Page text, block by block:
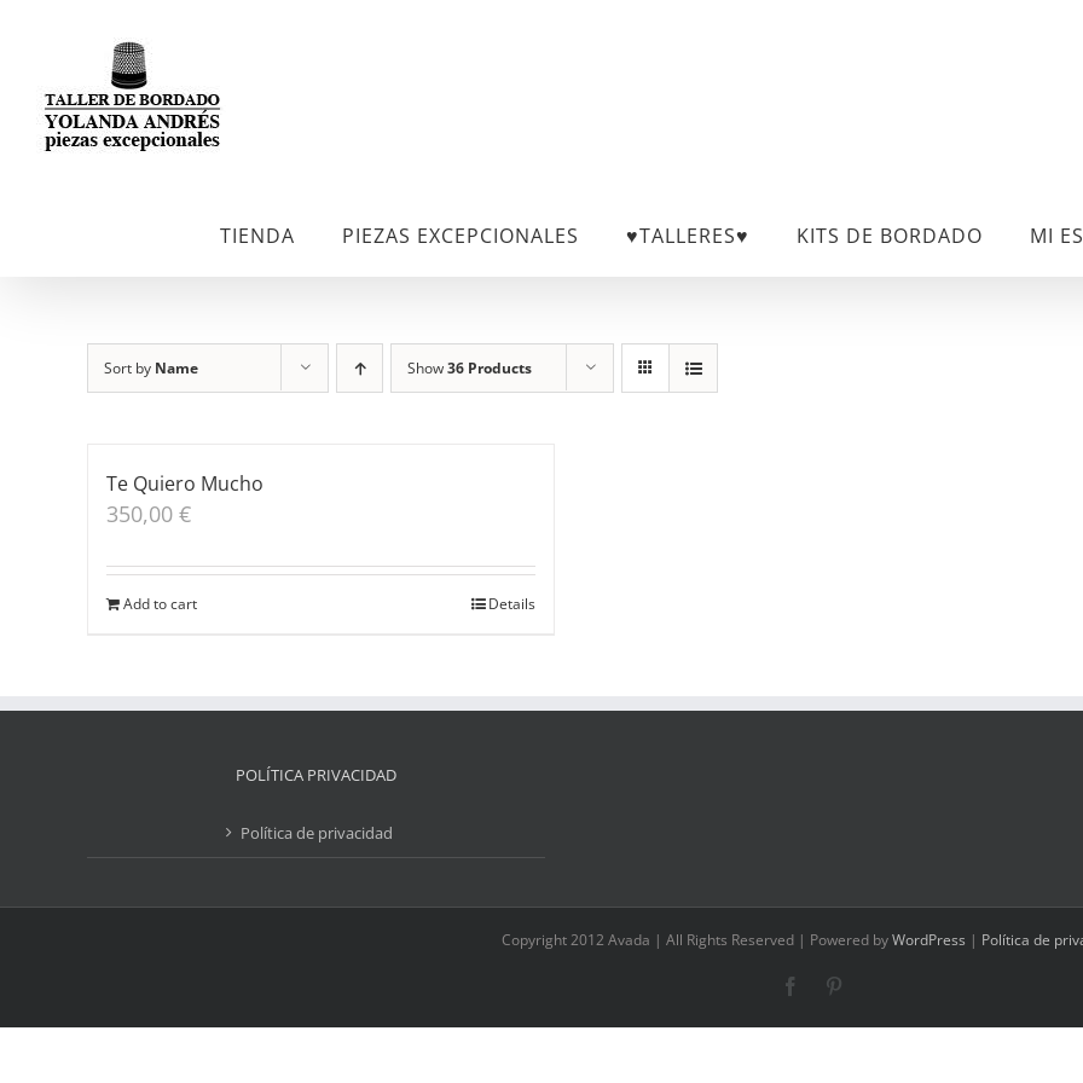
TIENDA PIEZAS EXCEPCIONALES ♥TALLERES♥ KITS DE BORDADO MI
Sort by Name Show36 Products
Te Quiero Mucho
350,00 €
Add to cart Details
POLÍTICA PRIVACIDAD
Política de privacidad
Copyright 2012 Avada | All Rights Reserved | Powered byWordPress | Política de
Facebook